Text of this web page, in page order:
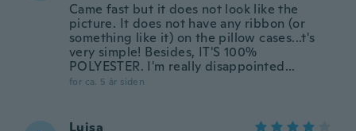
Came fast but it does not look like the
picture. It does not have any ribbon (or
something like it) on the pillow cases...t's
very simple! Besides, IT'S 100%
POLYESTER. I'm really disappointed...
for ca. 5 år siden
Luisa